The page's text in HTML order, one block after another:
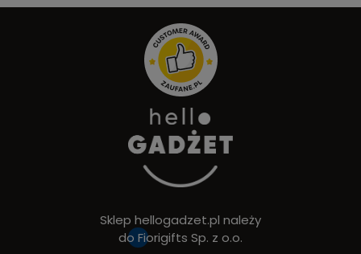
Sklep hellogadzet.pl należy
do Fiorigifts Sp. z o.o.